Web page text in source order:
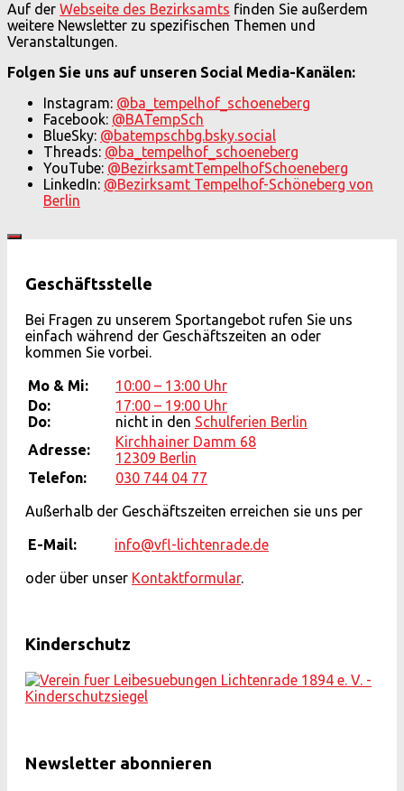
Auf der Webseite des Bezirksamts finden Sie außerdem
weitere Newsletter zu spezifischen Themen und
Veranstaltungen.
Folgen Sie uns auf unseren Social Media-Kanälen:
Instagram: @ba_tempelhof_schoeneberg
Facebook: @BATempSch
BlueSky: @batempschbg.bsky.social
Threads: @ba_tempelhof_schoeneberg
YouTube: @BezirksamtTempelhofSchoeneberg
LinkedIn: @Bezirksamt Tempelhof-Schöneberg von
Berlin
Geschäftsstelle
Bei Fragen zu unserem Sportangebot rufen Sie uns
einfach während der Geschäftszeiten an oder
kommen Sie vorbei.
Mo & Mi:
10:00 – 13:00 Uhr
Do:
Do:
17:00 – 19:00 Uhr
nicht in den Schulferien Berlin
Adresse:
Kirchhainer Damm 68
12309 Berlin
Telefon:
030 744 04 77
Außerhalb der Geschäftszeiten erreichen sie uns per
E-Mail: info@vfl-lichtenrade.de
oder über unser Kontaktformular.
Kinderschutz
Newsletter abonnieren